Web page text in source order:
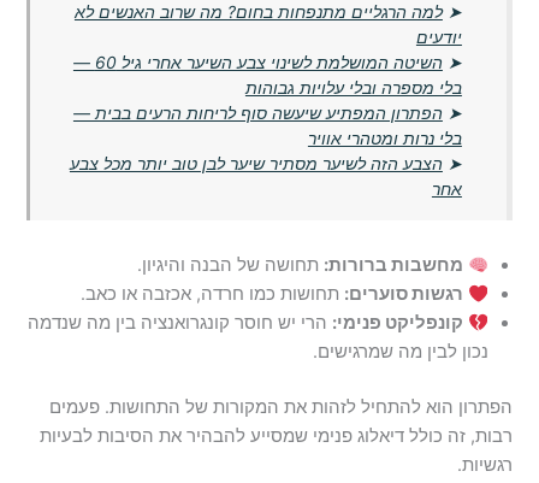
➤למה הרגליים מתנפחות בחום? מה שרוב האנשים לא
יודעים
➤
השיטה המושלמת לשינוי צבע השיער אחרי גיל 60 —
בלי מספרה ובלי עלויות גבוהות
➤ הפתרון המפתיע שיעשה סוף לריחות הרעים בבית —
בלי נרות ומטהרי אוויר
➤ הצבע הזה לשיער מסתיר שיער לבן טוב יותר מכל צבע
אחר
מחשבות ברורות: תחושה של הבנה והיגיון.
רגשות סוערים: תחושות כמו חרדה, אכזבה או כאב.
קונפליקט פנימי: הרי יש חוסר קונגרואנציה בין מה שנדמה
נכון לבין מה שמרגישים.
הפתרון הוא להתחיל לזהות את המקורות של התחושות. פעמים
רבות, זה כולל דיאלוג פנימי שמסייע להבהיר את הסיבות לבעיות
רגשיות.